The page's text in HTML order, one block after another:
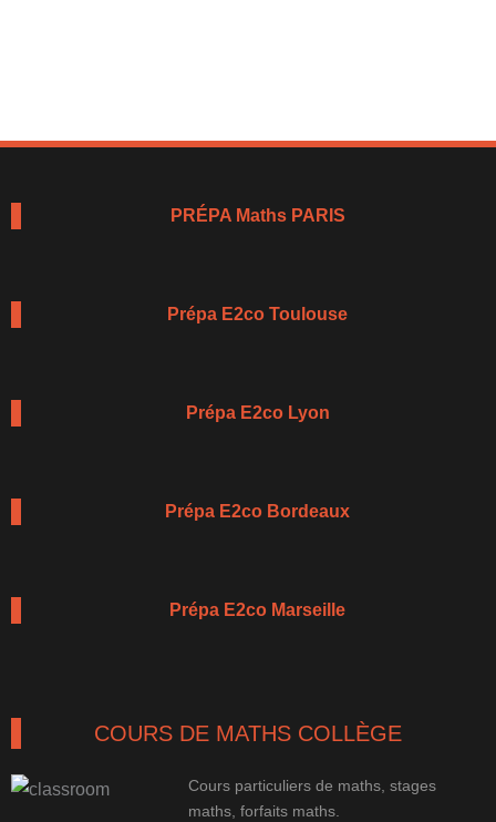
PRÉPA Maths PARIS
Prépa E2co Toulouse
Prépa E2co Lyon
Prépa E2co Bordeaux
Prépa E2co Marseille
COURS DE MATHS COLLÈGE
Cours particuliers de maths, stages
maths, forfaits maths.